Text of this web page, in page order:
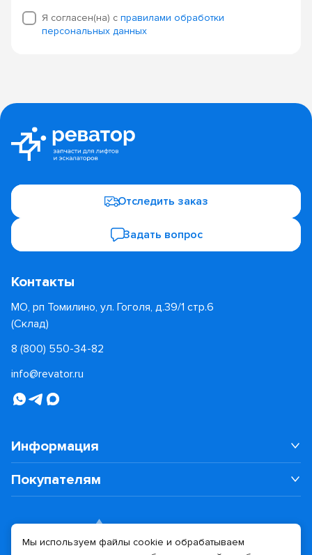
Я согласен(на) с правилами обработки
персональных данных
Отследить заказ
Задать вопрос
Контакты
МО, рп Томилино, ул. Гоголя, д.39/1 стр.6
(Склад)
8 (800) 550-34-82
info@revator.ru
Информация
Покупателям
Мы используем файлы cookie и обрабатываем